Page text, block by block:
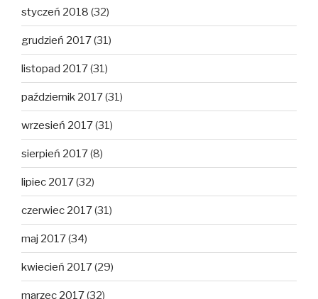
styczeń 2018 (32)
grudzień 2017(31)
listopad 2017(31)
październik 2017(31)
wrzesień 2017(31)
sierpień 2017(8)
lipiec 2017(32)
czerwiec 2017(31)
maj 2017(34)
kwiecień 2017(29)
marzec 2017(32)